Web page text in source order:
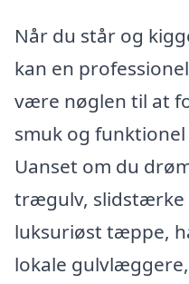
Når du står og
kan en
være nøglen til at
smuk og
Uanset om du
trægulv, slidstærke
luksuriøst tæppe,
lokale